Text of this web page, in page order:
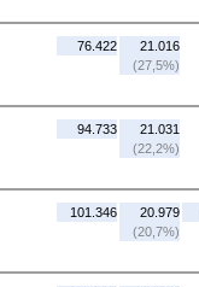
76.422
21.016
(27,5%)
94.733
21.031
(22,2%)
101.346
20.979
(20,7%)